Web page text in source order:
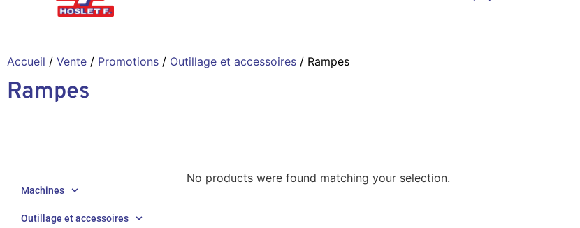
Accueil / Vente / Promotions / Outillage et accessoires / Rampes
Rampes
Machines
Outillage et accessoires
No products were found matching your selection.